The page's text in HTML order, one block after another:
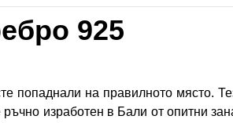
925
попаднали на правилното място.
изработен в Бали от опитни